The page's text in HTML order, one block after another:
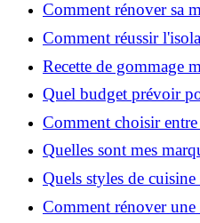
Comment rénover sa
efficacement ?
Comment réussir
pour une rénovation
Recette de gommage
pour une peau douce
Quel budget prévoir
Voiron en 2026 : coûts
Comment choisir
contractant général à
Quelles sont mes
préférées ?
Quels styles de
appartements du
Comment rénover